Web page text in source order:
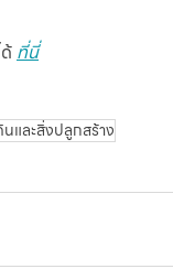
ที่นี่
และสิ่งปลูกสร้าง